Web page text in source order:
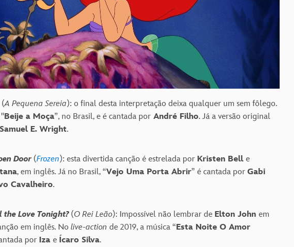
(A Pequena Sereia): o final desta interpretação deixa qualquer um sem fôlego.
Beije a Moça”, no Brasil, e é cantada por André Filho. Já a versão original
Samuel E. Wright.
Door(Frozen): esta divertida canção é estrelada por Kristen Bell e
, em inglês. Já no Brasil, “Vejo Uma Porta Abrir” é cantada por Gabi
Cavalheiro.
the Love Tonight? (O Rei Leão): Impossível não lembrar de Elton John em
em inglês. No live-action de 2019, a música “Esta Noite O Amor
por Iza e Ícaro Silva.